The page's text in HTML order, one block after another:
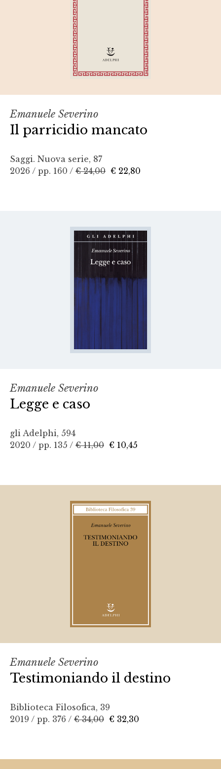
Emanuele Severino
Il parricidio mancato
Saggi. Nuova serie, 87
2026 / pp. 160 / € 24,00 € 22,80
Emanuele Severino
Legge e caso
gli Adelphi, 594
2020 / pp. 135 / € 11,00 € 10,45
Emanuele Severino
Testimoniando il destino
Biblioteca Filosofica, 39
2019 / pp. 376 / € 34,00 € 32,30